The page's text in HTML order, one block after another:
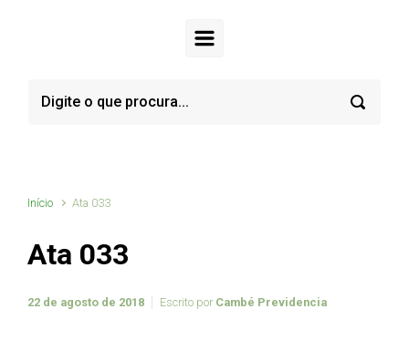
Início Ata 033
Ata 033
22 de agosto de 2018 Escrito por Cambé Previdencia